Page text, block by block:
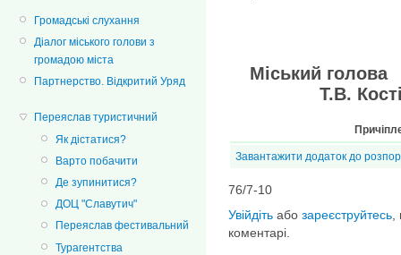
Громадські слухання
Діалог міського голови з
громадою міста
Партнерство. Відкритий Уряд
Переяслав туристичний
Як дістатися?
Варто побачити
Де зупинитися?
ДОЦ "Славутич"
Переяслав фестивальний
Турагентства
Т.В.
Завантажити додаток до
76/7-10
Увійдіть або зареєструйтесь
коментарі.